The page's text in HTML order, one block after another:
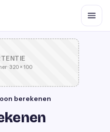
· 320 × 100
berekenen